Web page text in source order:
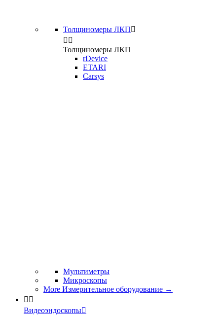
Толщиномеры ЛКП
 
Толщиномеры ЛКП
rDevice
ETARI
Carsys
Мультиметры
Микроскопы
More Измерительное оборудование →
 
Видеоэндоскопы